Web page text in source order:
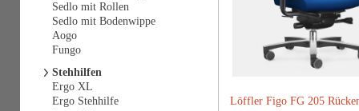
Löffler Figo FG 205
Sedlo mit Rollen
Sedlo mit Bodenwippe
Aogo
Fungo
Stehhilfen
Ergo XL
Ergo Stehhilfe